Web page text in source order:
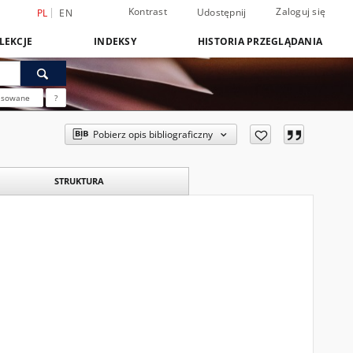
PL EN Kontrast Udostępnij Zaloguj się
INDEKSY HISTORIA PRZEGLĄDANIA
?
Pobierz opis bibliograficzny
STRUKTURA